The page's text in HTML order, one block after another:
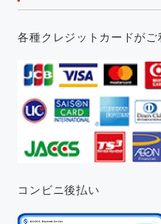
各種クレジットカードがご
コンビニ後払い